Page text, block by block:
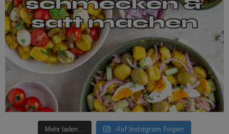
Mehr laden… Auf Instagram folgen